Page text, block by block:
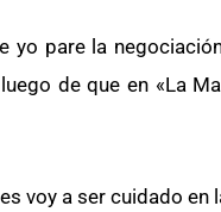
yo pare la
de que en «La
voy a ser cuidado